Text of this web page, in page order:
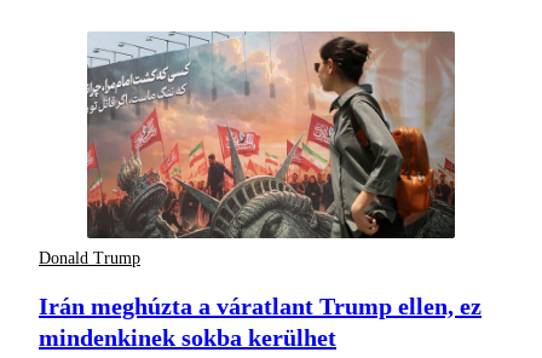
Donald Trump
Irán meghúzta a váratlant Trump ellen, ez
mindenkinek sokba kerülhet